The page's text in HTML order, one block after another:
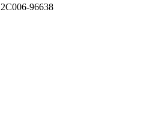
2C006-96638